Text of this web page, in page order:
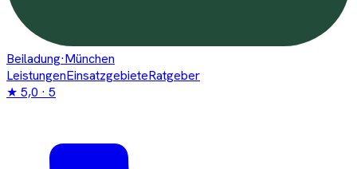
Beiladung·München
LeistungenEinsatzgebieteRatgeber
★ 5,0 · 5